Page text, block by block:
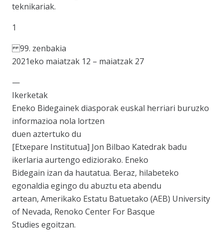
teknikariak.
1
99. zenbakia
2021eko maiatzak 12 – maiatzak 27
—
Ikerketak
Eneko Bidegainek diasporak euskal herriari buruzko
informazioa nola lortzen
duen aztertuko du
[Etxepare Institutua] Jon Bilbao Katedrak badu
ikerlaria aurtengo ediziorako. Eneko
Bidegain izan da hautatua. Beraz, hilabeteko
egonaldia egingo du abuztu eta abendu
artean, Amerikako Estatu Batuetako (AEB) University
of Nevada, Renoko Center For Basque
Studies egoitzan.